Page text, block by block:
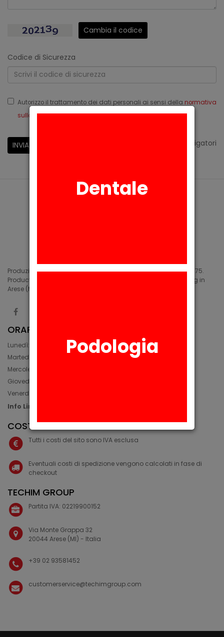
Cambia il codice
Codice di Sicurezza
Autorizzo il trattamento dei dati personali ai sensi della normativa
sulla privacyReg.Ue 679/2016
INVIA campi obbligatori
Produzione di siliconi medicali e industriali in Arese (MI) dal 1975.
Production of medical and industrial silicones. Manufacturing in
Arese (MI) since 1975.
ORARIO
Lunedì: 08:30 - 12:30, 14:00 - 17:45
Martedì: 08:30 - 12:30, 14:00 - 17:00
Mercoledì: 08:30 - 12:30, 14:00 - 17:00
Giovedì: 09:30 - 12:30, 14:00 - 17:00
Venerdì: 08:30 - 12:30, 14:00 - 17:00
Info Line: +39 02 93581452
COSTI IVA E SPEDIZIONE
Tutti i costi del sito sono IVA esclusa
Eventuali costi di spedizione vengono calcolati in fase di
checkout
TECHIM GROUP
Partita IVA: 02219900152
Via Monte Grappa 32
20044 Arese (MI) - Italia
+39 02 93581452
customerservice@techimgroup.com
Dentale
Podologia